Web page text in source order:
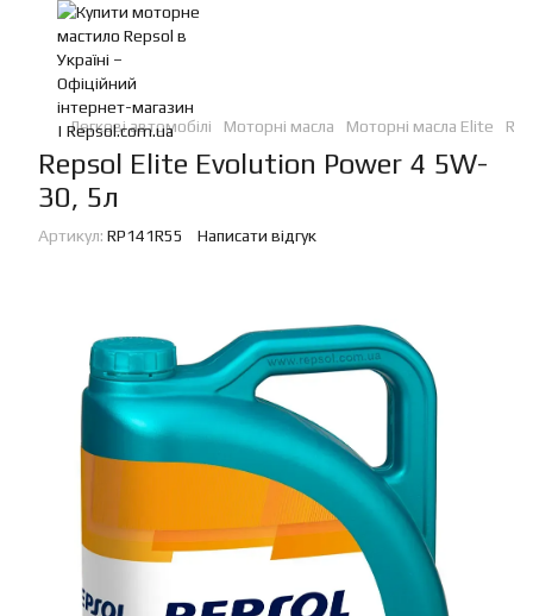
Легкові автомобілі Моторні масла Моторні масла Elite
Repsol Elite Evolution Power 4 5W-
30, 5л
Артикул: RP141R55 Написати відгук